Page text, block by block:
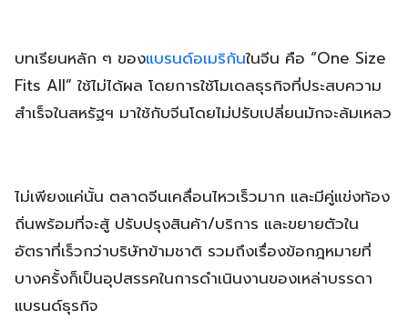
บทเรียนหลัก ๆ ของแบรนด์อเมริกันในจีน คือ “One Size
Fits All” ใช้ไม่ได้ผล โดยการใช้โมเดลธุรกิจที่ประสบความ
สำเร็จในสหรัฐฯ มาใช้กับจีนโดยไม่ปรับเปลี่ยนมักจะล้มเหลว
ไม่เพียงแค่นั้น ตลาดจีนเคลื่อนไหวเร็วมาก และมีคู่แข่งท้อง
ถิ่นพร้อมที่จะสู้ ปรับปรุงสินค้า/บริการ และขยายตัวใน
อัตราที่เร็วกว่าบริษัทข้ามชาติ รวมถึงเรื่องข้อกฎหมายที่
บางครั้งก็เป็นอุปสรรคในการดำเนินงานของเหล่าบรรดา
แบรนด์ธุรกิจ